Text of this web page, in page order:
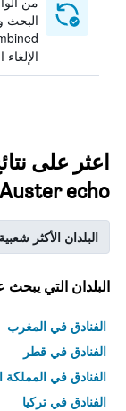
البحث
Auster echo
البلدان الأكثر شعبية
البلدان التي يبحث
الفنادق في المغرب
الفنادق في قطر
الفنادق في المملكة
الفنادق في تركيا